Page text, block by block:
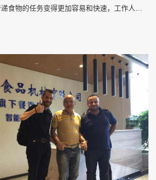
食物的任务变得更加容易和快速，工作人员